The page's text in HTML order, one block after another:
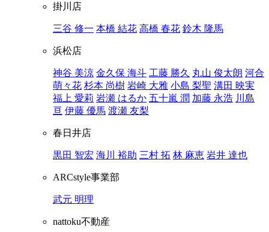
掛川店
三谷 修一 本橋 結花 高橋 春花 鈴木 隆馬
浜松店
神谷 美涼 金久保 海斗 工藤 勝久 丸山 俊太朗 河合
萌々花 杉本 尚樹 岩崎 大雅 小島 梨聖 溝田 映実
福上 愛莉 岩瀬 はるか 五十嵐 潤 加藤 永浩 川島
亘 伊藤 優馬 渡瀬 友梨
春日井店
黒田 智宏 海川 裕助 三村 拓 林 麻恵 岩井 達也
ARCstyle事業部
武元 明理
nattoku不動産